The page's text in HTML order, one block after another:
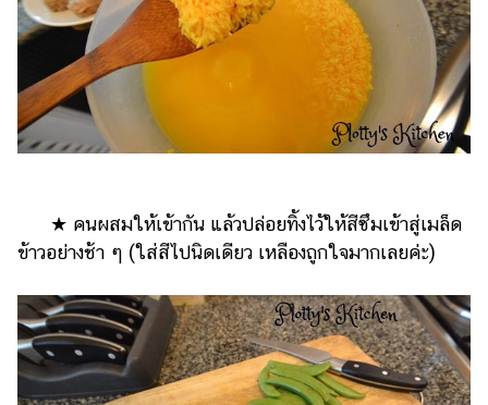
★ คนผสมให้เข้ากัน แล้วปล่อยทิ้งไว้ให้สีซึมเข้าสู่เมล็ด
ข้าวอย่างช้า ๆ (ใส่สีไปนิดเดียว เหลืองถูกใจมากเลยค่ะ)